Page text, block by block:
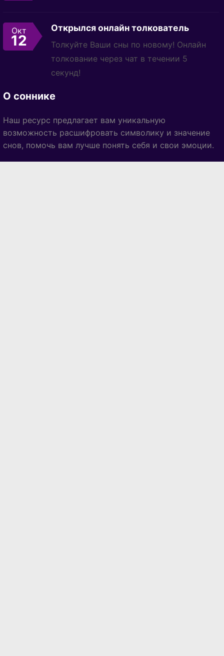
Окт
12
Открылся онлайн толкователь
Толкуйте Ваши сны по новому! Онлайн
толкование через чат в течении 5
секунд!
О соннике
Наш ресурс предлагает вам уникальную
возможность расшифровать символику и значение
снов, помочь вам лучше понять себя и свои эмоции.